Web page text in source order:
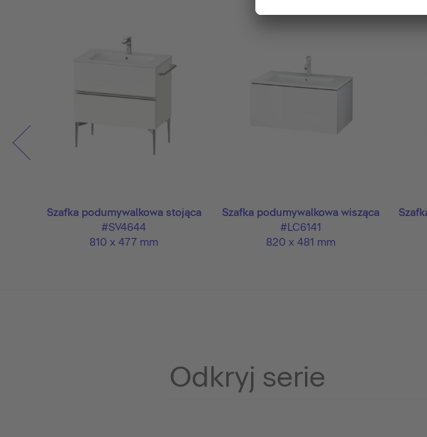
Szafka podumywalkowa stojąca
#SV4644
810 x 477 mm
Szafka podumywalkowa wisząca
#LC6141
820 x 481 mm
Odkryj serie